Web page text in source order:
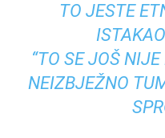
TO JESTE
“TO SE JOŠ
NEIZBJEŽNO